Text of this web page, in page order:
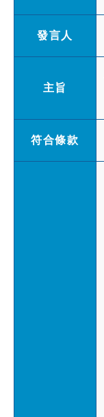
發言人
主旨
符合條款